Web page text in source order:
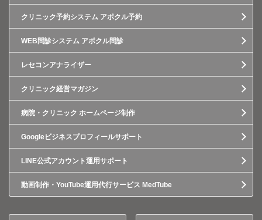
クリニック予約システム アポクル予約
WEB問診システム アポクル問診
レセコンアナライザー
クリニック経営マガジン
病院・クリニック ホームページ制作
Googleビジネスプロフィールサポート
LINE公式アカウント運用サポート
動画制作・YouTube運用代行サービス MedTube